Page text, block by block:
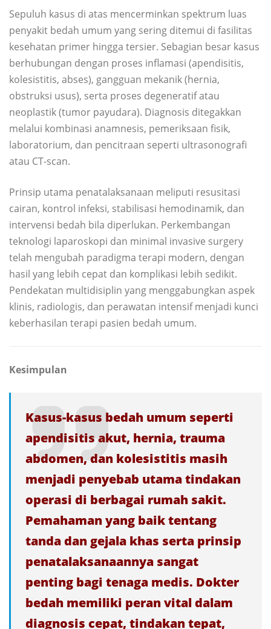
Sepuluh kasus di atas mencerminkan spektrum luas
penyakit bedah umum yang sering ditemui di fasilitas
kesehatan primer hingga tersier. Sebagian besar kasus
berhubungan dengan proses inflamasi (apendisitis,
kolesistitis, abses), gangguan mekanik (hernia,
obstruksi usus), serta proses degeneratif atau
neoplastik (tumor payudara). Diagnosis ditegakkan
melalui kombinasi anamnesis, pemeriksaan fisik,
laboratorium, dan pencitraan seperti ultrasonografi
atau CT-scan.
Prinsip utama penatalaksanaan meliputi resusitasi
cairan, kontrol infeksi, stabilisasi hemodinamik, dan
intervensi bedah bila diperlukan. Perkembangan
teknologi laparoskopi dan minimal invasive surgery
telah mengubah paradigma terapi modern, dengan
hasil yang lebih cepat dan komplikasi lebih sedikit.
Pendekatan multidisiplin yang menggabungkan aspek
klinis, radiologis, dan perawatan intensif menjadi kunci
keberhasilan terapi pasien bedah umum.
Kesimpulan
Kasus-kasus bedah umum seperti
apendisitis akut, hernia, trauma
abdomen, dan kolesistitis masih
menjadi penyebab utama tindakan
operasi di berbagai rumah sakit.
Pemahaman yang baik tentang
tanda dan gejala khas serta prinsip
penatalaksanaannya sangat
penting bagi tenaga medis. Dokter
bedah memiliki peran vital dalam
diagnosis cepat, tindakan tepat,